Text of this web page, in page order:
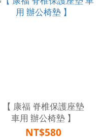
【 康福 脊椎保護座墊
車用 辦公椅墊 】
NT$580